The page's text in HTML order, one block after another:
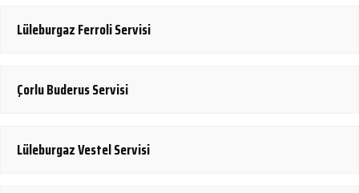
Lüleburgaz Ferroli Servisi
Çorlu Buderus Servisi
Lüleburgaz Vestel Servisi